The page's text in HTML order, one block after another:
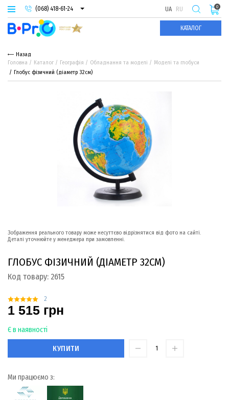
(068) 418-61-24
(093) 974-66-94
(095) 987-29-55
UA RU
КАТАЛОГ
0
Назад
Головна
Каталог Географія Обладнання та моделі
Моделі та глобуси
Глобус фізичний (діаметр 32см)
Зображення реального товару може несуттєво відрізнятися від фото на сайті.
Деталі уточнюйте у менеджера при замовленні.
ГЛОБУС ФІЗИЧНИЙ (ДІАМЕТР 32СМ)
Код товару: 2615
2
1 515 грн
Є в наявності
КУПИТИ
Ми працюємо з: